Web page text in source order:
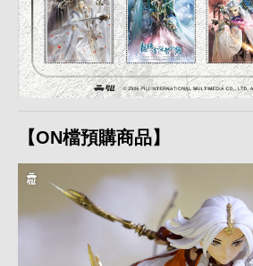
【ON檔預購商品】